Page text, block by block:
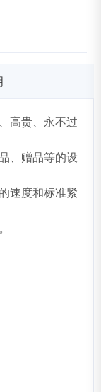
高贵、永不过
、赠品等的设
速度和标准紧